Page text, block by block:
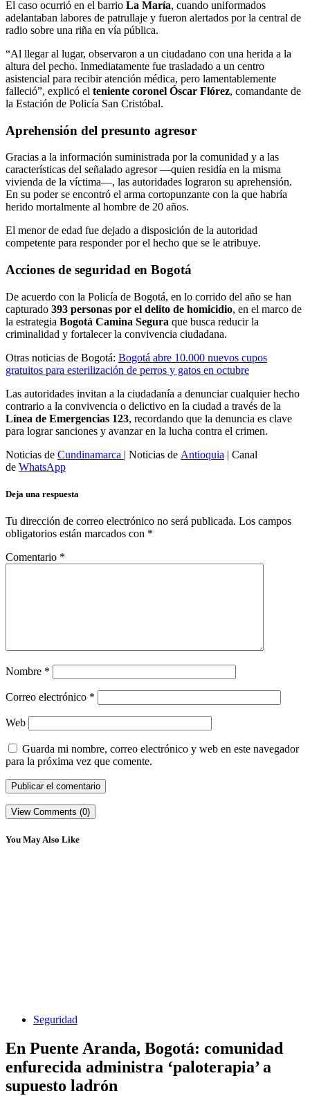
El caso ocurrió en el barrio La María, cuando uniformados
adelantaban labores de patrullaje y fueron alertados por la central de
radio sobre una riña en vía pública.
“Al llegar al lugar, observaron a un ciudadano con una herida a la
altura del pecho. Inmediatamente fue trasladado a un centro
asistencial para recibir atención médica, pero lamentablemente
falleció”, explicó el teniente coronel Óscar Flórez, comandante de
la Estación de Policía San Cristóbal.
Aprehensión del presunto agresor
Gracias a la información suministrada por la comunidad y a las
características del señalado agresor —quien residía en la misma
vivienda de la víctima—, las autoridades lograron su aprehensión.
En su poder se encontró el arma cortopunzante con la que habría
herido mortalmente al hombre de 20 años.
El menor de edad fue dejado a disposición de la autoridad
competente para responder por el hecho que se le atribuye.
Acciones de seguridad en Bogotá
De acuerdo con la Policía de Bogotá, en lo corrido del año se han
capturado 393 personas por el delito de homicidio, en el marco de
la estrategia Bogotá Camina Segura que busca reducir la
criminalidad y fortalecer la convivencia ciudadana.
Otras noticias de Bogotá: Bogotá abre 10.000 nuevos cupos
gratuitos para esterilización de perros y gatos en octubre
Las autoridades invitan a la ciudadanía a denunciar cualquier hecho
contrario a la convivencia o delictivo en la ciudad a través de la
Línea de Emergencias 123, recordando que la denuncia es clave
para lograr sanciones y avanzar en la lucha contra el crimen.
Noticias de Cundinamarca | Noticias de Antioquia | Canal
de WhatsApp
Deja una respuesta
Tu dirección de correo electrónico no será publicada. Los campos
obligatorios están marcados con *
Comentario *
Nombre *
Correo electrónico *
Web
Guarda mi nombre, correo electrónico y web en este navegador
para la próxima vez que comente.
View Comments (0)
You May Also Like
Seguridad
En Puente Aranda, Bogotá: comunidad
enfurecida administra ‘paloterapia’ a
supuesto ladrón